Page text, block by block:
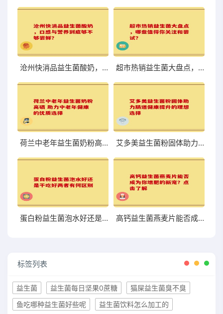
沧州快消品益生菌酸奶，口感与营养到底够不够尝鲜？ 超市热销益生菌大盘点，哪些值得你关注和尝试？
荷兰中老年益生菌奶粉高硒 助力中老年健康的优质选择 艾多美益生菌粉固体助力肠道健康提升的理想选择
蛋白粉益生菌泡水好还是干吃好两者有何区别 高钙益生菌燕麦片能否成为你增肥的新宠？点击了解
标签列表
益生菌 益生菌每日坚果0蔗糖
猫屎益生菌臭不臭
鱼吃哪种益生菌好些呢
益生菌饮料怎么加工的